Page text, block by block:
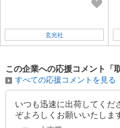
玄光社
この企業への応援コメント「
すべての応援コメントを見る
いつも迅速に出荷してくだ
ぞよろしくお願いいたしま